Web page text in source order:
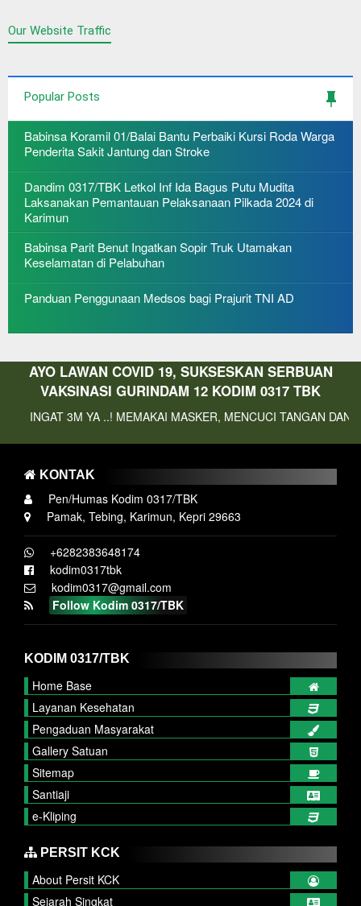
Our Website Traffic
Popular Posts
Babinsa Koramil 01/Balai Bantu Perbaiki Kursi Roda Warga
Penderita Sakit Jantung dan Stroke
Dandim 0317/TBK Letkol Inf Ida Bagus Putu Mudita
Laksanakan Pemantauan Pelaksanaan Pilkada 2024 di
Karimun
Babinsa Parit Benut Ingatkan Sopir Truk Utamakan
Keselamatan di Pelabuhan
Panduan Penggunaan Medsos bagi Prajurit TNI AD
AYO LAWAN COVID 19, SUKSESKAN SERBUAN
VAKSINASI GURINDAM 12 KODIM 0317 TBK
YA ..! MEMAKAI MASKER, MENCUCI TANGAN DAN MENJAGA
KONTAK
Pen/Humas Kodim 0317/TBK
Pamak, Tebing, Karimun, Kepri 29663
+6282383648174
kodim0317tbk
kodim0317@gmail.com
Follow Kodim 0317/TBK
KODIM 0317/TBK
Home Base
Layanan Kesehatan
Pengaduan Masyarakat
Gallery Satuan
Sitemap
Santiaji
e-Kliping
PERSIT KCK
About Persit KCK
Sejarah Singkat